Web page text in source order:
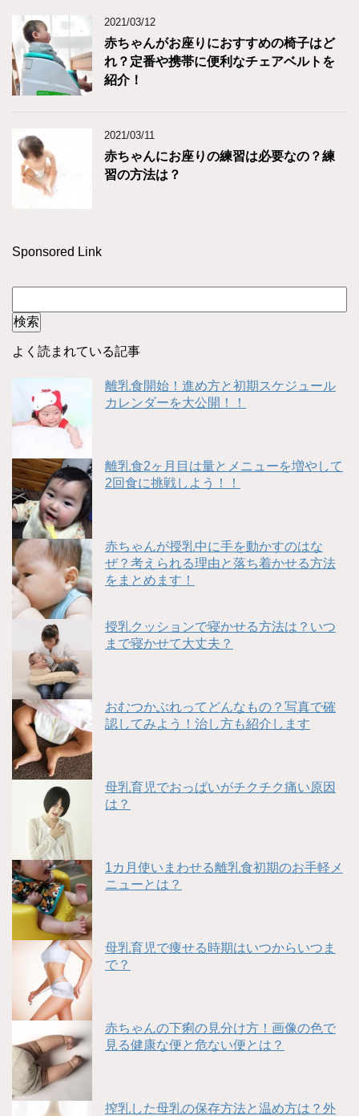
2021/03/12
赤ちゃんがお座りにおすすめの椅子はど
れ？定番や携帯に便利なチェアベルトを
紹介！
2021/03/11
赤ちゃんにお座りの練習は必要なの？練
習の方法は？
Sponsored Link
よく読まれている記事
離乳食開始！進め方と初期スケジュール
カレンダーを大公開！！
離乳食2ヶ月目は量とメニューを増やして
2回食に挑戦しよう！！
赤ちゃんが授乳中に手を動かすのはな
ぜ？考えられる理由と落ち着かせる方法
をまとめます！
授乳クッションで寝かせる方法は？いつ
まで寝かせて大丈夫？
おむつかぶれってどんなもの？写真で確
認してみよう！治し方も紹介します
母乳育児でおっぱいがチクチク痛い原因
は？
1カ月使いまわせる離乳食初期のお手軽メ
ニューとは？
母乳育児で痩せる時期はいつからいつま
で？
赤ちゃんの下痢の見分け方！画像の色で
見る健康な便と危ない便とは？
搾乳した母乳の保存方法と温め方は？外